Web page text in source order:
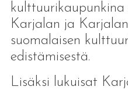
Karjalan ja
suomalaisen
edistämisestä.
Lisäksi lukuisat